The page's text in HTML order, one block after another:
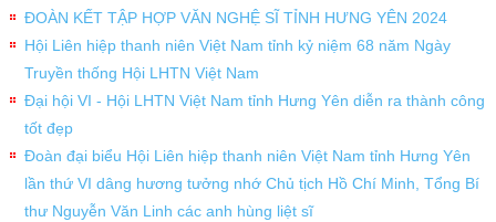
ĐOÀN KẾT TẬP HỢP VĂN NGHỆ SĨ TỈNH HƯNG YÊN 2024
Hội Liên hiệp thanh niên Việt Nam tỉnh kỷ niệm 68 năm Ngày
Truyền thống Hội LHTN Việt Nam
Đại hội VI - Hội LHTN Việt Nam tỉnh Hưng Yên diễn ra thành công
tốt đẹp
Đoàn đại biểu Hội Liên hiệp thanh niên Việt Nam tỉnh Hưng Yên
lần thứ VI dâng hương tưởng nhớ Chủ tịch Hồ Chí Minh, Tổng Bí
thư Nguyễn Văn Linh các anh hùng liệt sĩ